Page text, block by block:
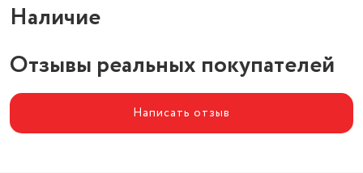
Наличие
Отзывы реальных покупателей
Написать отзыв